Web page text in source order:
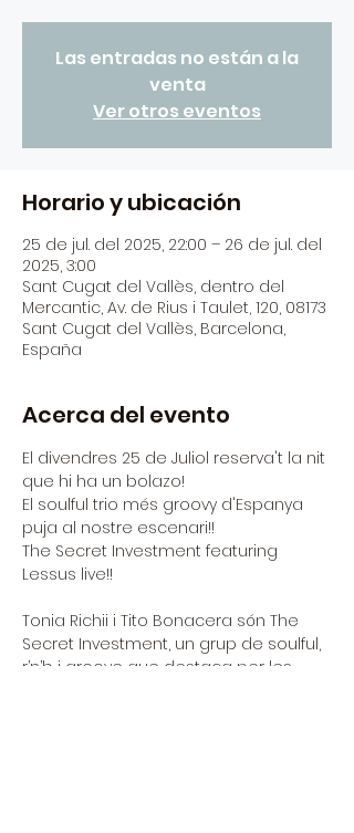
Las entradas no están a la
venta
Ver otros eventos
Horario y ubicación
25 de jul. del 2025, 22:00 – 26 de jul. del
2025, 3:00
Sant Cugat del Vallès, dentro del
Mercantic, Av. de Rius i Taulet, 120, 08173
Sant Cugat del Vallès, Barcelona,
España
Acerca del evento
El divendres 25 de Juliol reserva't la nit
que hi ha un bolazo!
El soulful trio més groovy d'Espanya
puja al nostre escenari!!
The Secret Investment featuring
Lessus live!!
Tonia Richii i Tito Bonacera són The
Secret Investment, un grup de soulful,
r’n’b i groove que destaca per les